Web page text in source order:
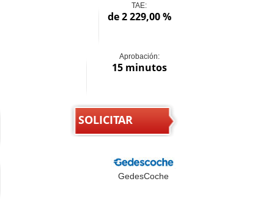
TAE:
de 2 229,00 %
Aprobación:
15 minutos
SOLICITAR
GedesCoche